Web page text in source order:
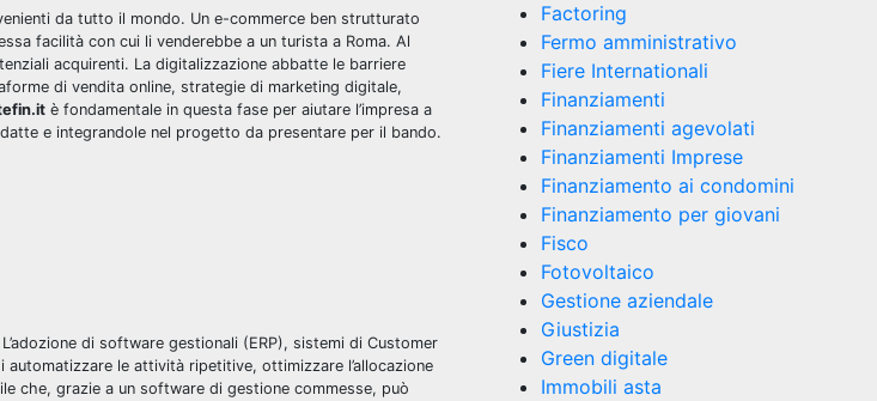
da tutto il mondo. Un e-commerce ben strutturato
facilità con cui li venderebbe a un turista a Roma. Al
acquirenti. La digitalizzazione abbatte le barriere
di vendita online, strategie di marketing digitale,
è fondamentale in questa fase per aiutare l’impresa a
e integrandole nel progetto da presentare per il bando.
di software gestionali (ERP), sistemi di Customer
le attività ripetitive, ottimizzare l’allocazione
che, grazie a un software di gestione commesse, può
Factoring
Fermo amministrativo
Fiere Internationali
Finanziamenti
Finanziamenti agevolati
Finanziamenti Imprese
Finanziamento ai condomini
Finanziamento per giovani
Fisco
Fotovoltaico
Gestione aziendale
Giustizia
Green digitale
Immobili asta